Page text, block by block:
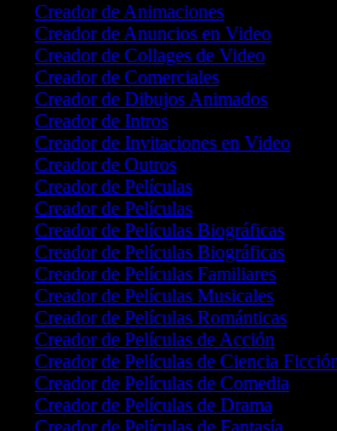
Creador de Animaciones
Creador de Anuncios en Video
Creador de Collages de Video
Creador de Comerciales
Creador de Dibujos Animados
Creador de Intros
Creador de Invitaciones en Video
Creador de Outros
Creador de Películas
Creador de Películas
Creador de Películas Biográficas
Creador de Películas Biográficas
Creador de Películas Familiares
Creador de Películas Musicales
Creador de Películas Románticas
Creador de Películas de Acción
Creador de Películas de Ciencia Ficción
Creador de Películas de Comedia
Creador de Películas de Drama